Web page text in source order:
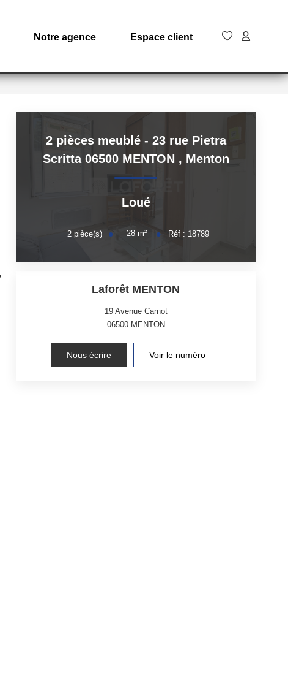
Notre agence Espace client
2 pièces meublé - 23 rue Pietra
Scritta 06500 MENTON , Menton
Loué
2pièce(s) 28 m² Réf : 18789
Laforêt MENTON
19 Avenue Carnot
06500 MENTON
Nous écrire Voir le numéro